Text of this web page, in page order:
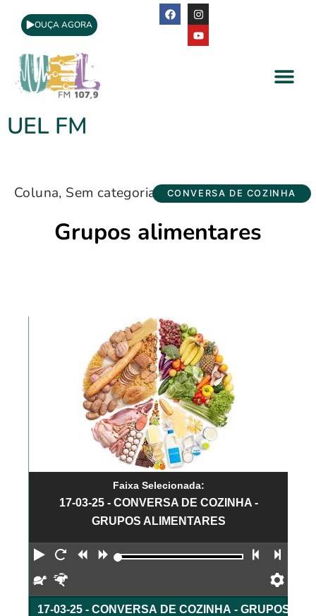
OUÇA AGORA
UEL FM
Coluna, Sem categoria CONVERSA DE COZINHA
Grupos alimentares
Faixa Selecionada:
17-03-25 - CONVERSA DE COZINHA -
GRUPOS ALIMENTARES
Reproduzir
Reiniciar
Retroceder
Avançar Faixa
Devagar
17-03-25 - CONVERSA DE COZINHA - GRUPOS